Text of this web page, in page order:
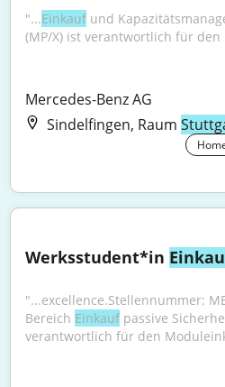
"...Einkauf und
(MP/X) ist verantwortlich für
Mercedes-Benz AG
Sindelfingen, Raum
Werksstudent*in
"...excellence.Stellennummer:
Bereich Einkauf passive
verantwortlich für den